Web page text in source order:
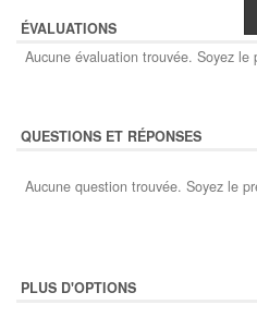
ÉVALUATIONS
Aucune évaluation trouvée. Soyez le
QUESTIONS ET RÉPONSES
Aucune question trouvée. Soyez le
PLUS D'OPTIONS